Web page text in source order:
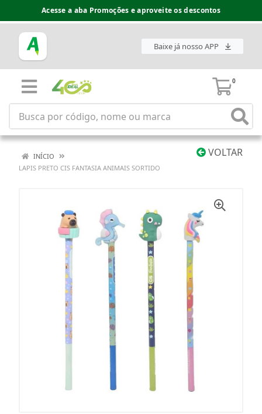
Acesse a aba Promoções e aproveite os descontos
Baixe já nosso APP
0
VOLTAR
INÍCIO
LAPIS PRETO CIS FANTASIA ANIMAIS SORTIDO